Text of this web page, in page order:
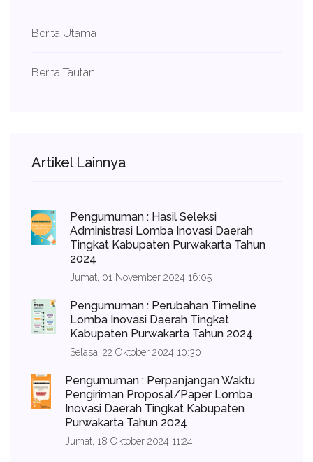
Berita Utama
Berita Tautan
Artikel Lainnya
Pengumuman : Hasil Seleksi
Administrasi Lomba Inovasi Daerah
Tingkat Kabupaten Purwakarta Tahun
2024
Jumat, 01 November 2024 16:05
Pengumuman : Perubahan Timeline
Lomba Inovasi Daerah Tingkat
Kabupaten Purwakarta Tahun 2024
Selasa, 22 Oktober 2024 10:30
Pengumuman : Perpanjangan Waktu
Pengiriman Proposal/Paper Lomba
Inovasi Daerah Tingkat Kabupaten
Purwakarta Tahun 2024
Jumat, 18 Oktober 2024 11:24